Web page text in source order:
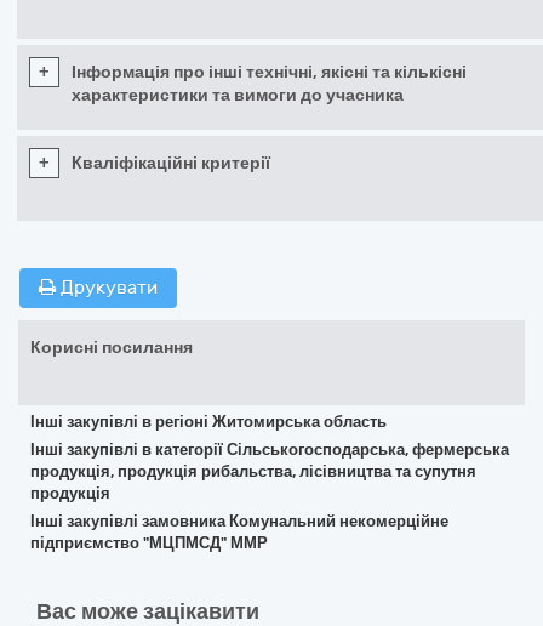
+
Інформація про інші технічні, якісні та кількісні
характеристики та вимоги до учасника
+ Кваліфікаційні критерії
Друкувати
Корисні посилання
Інші закупівлі в регіоні Житомирська область
Інші закупівлі в категорії Сільськогосподарська, фермерська
продукція, продукція рибальства, лісівництва та супутня
продукція
Інші закупівлі замовника Комунальний некомерційне
підприємство "МЦПМСД" ММР
Вас може зацікавити